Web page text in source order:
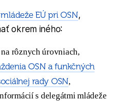
EÚ pri OSN,
okrem iného:
rôznych úrovniach,
OSN a funkčných
rady OSN,
s delegátmi mládeže